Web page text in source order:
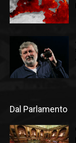
Dal Parlamento